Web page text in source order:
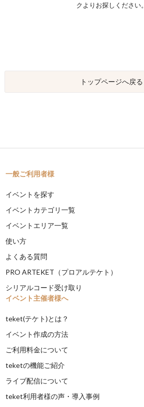
クよりお探しください。
トップページへ戻る
一般ご利用者様
イベントを探す
イベントカテゴリ一覧
イベントエリア一覧
使い方
よくある質問
PRO ARTEKET（プロアルテケト）
シリアルコード受け取り
イベント主催者様へ
teket(テケト)とは？
イベント作成の方法
ご利用料金について
teketの機能ご紹介
ライブ配信について
teket利用者様の声・導入事例